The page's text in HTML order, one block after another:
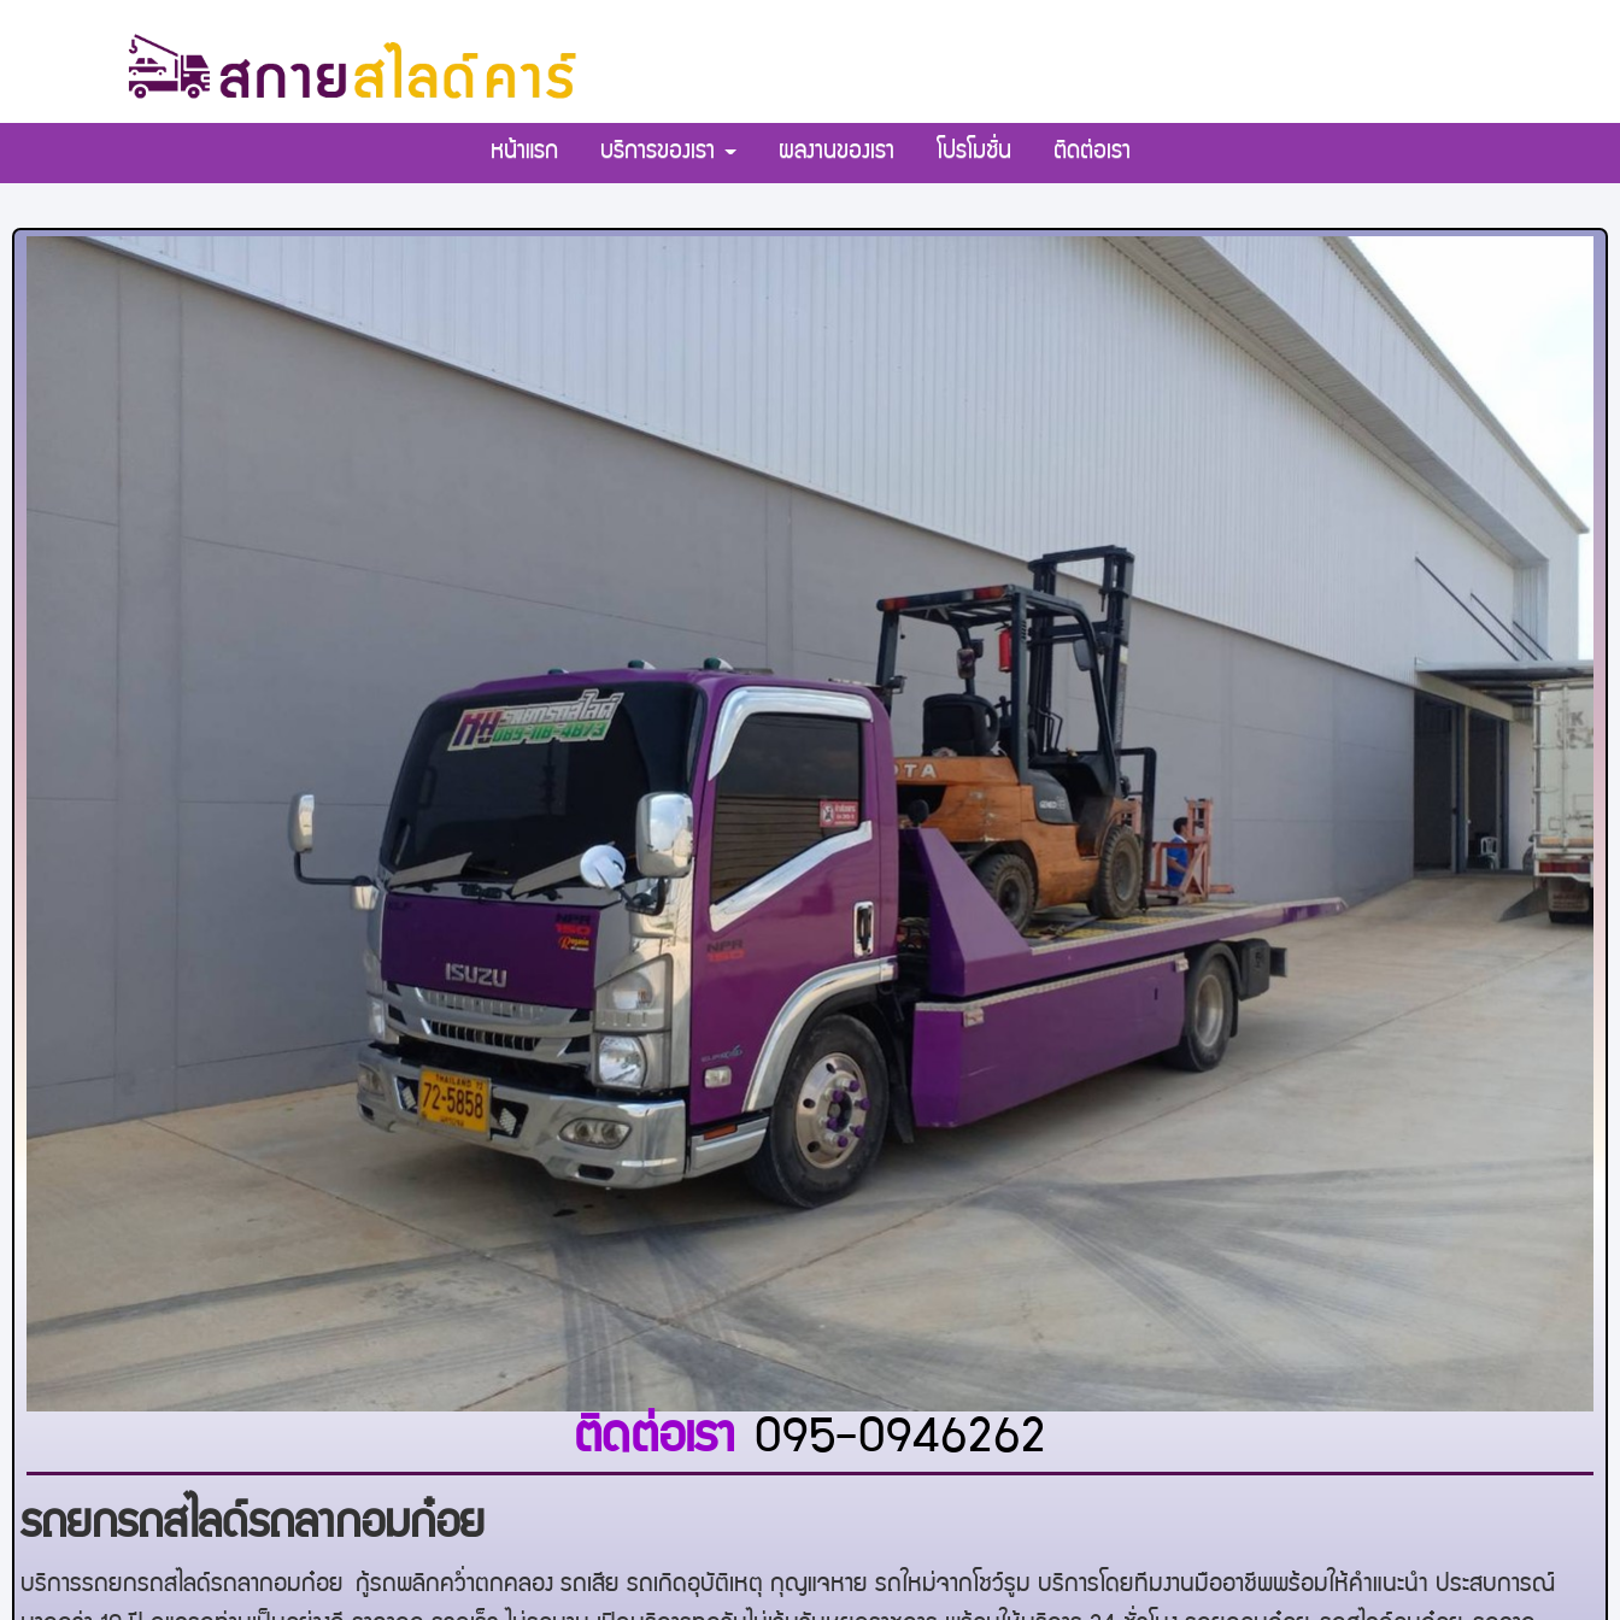
หน้าแรก บริการของเรา ผลงานของเรา โปรโมชั่น ติดต่อเรา
ติดต่อเรา 095-0946262
รถยกรถสไลด์รถลากอมก๋อย
บริการรถยกรถสไลด์รถลากอมก๋อย กู้รถพลิกคว่ำตกคลอง รถเสีย รถเกิดอุบัติเหตุ กุญแจหาย รถใหม่จากโชว์รูม บริการโดยทีมงานมืออาชีพพร้อมให้คำแนะนำ ประสบการณ์